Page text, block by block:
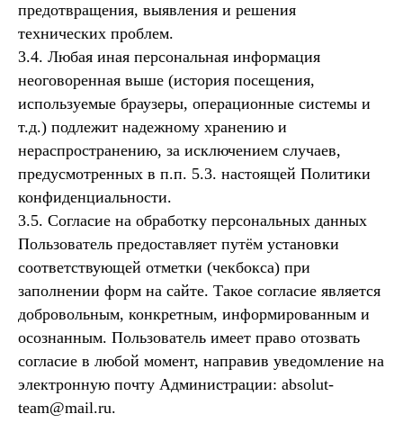
предотвращения, выявления и решения
технических проблем.
3.4. Любая иная персональная информация
неоговоренная выше (история посещения,
используемые браузеры, операционные системы и
т.д.) подлежит надежному хранению и
нераспространению, за исключением случаев,
предусмотренных в п.п. 5.3. настоящей Политики
конфиденциальности.
3.5. Согласие на обработку персональных данных
Пользователь предоставляет путём установки
соответствующей отметки (чекбокса) при
заполнении форм на сайте. Такое согласие является
добровольным, конкретным, информированным и
осознанным. Пользователь имеет право отозвать
согласие в любой момент, направив уведомление на
электронную почту Администрации: absolut-
team@mail.ru.